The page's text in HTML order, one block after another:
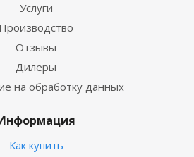
Услуги
Производство
Отзывы
Дилеры
на обработку данных
Как купить